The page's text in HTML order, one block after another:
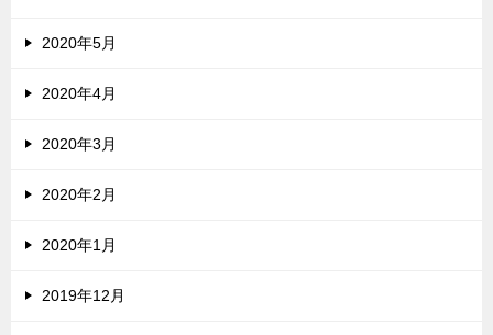
2020年5月
2020年4月
2020年3月
2020年2月
2020年1月
2019年12月